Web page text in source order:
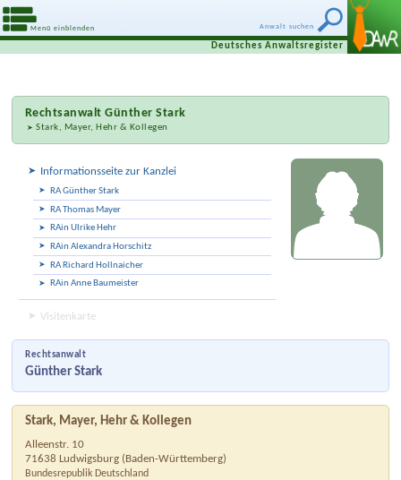
Anwalt suchen
Menü einblenden
Deutsches Anwaltsregister
RechtsanwaltGünther Stark
Stark, Mayer, Hehr & Kollegen
Informationsseite zur Kanzlei
RA Günther Stark
RA Thomas Mayer
RAin Ulrike Hehr
RAin Alexandra Horschitz
RA Richard Hollnaicher
RAin Anne Baumeister
Visitenkarte
Rechtsanwalt
Günther Stark
Stark, Mayer, Hehr & Kollegen
Alleenstr. 10
71638 Ludwigsburg (Baden-Württemberg)
Bundesrepublik Deutschland